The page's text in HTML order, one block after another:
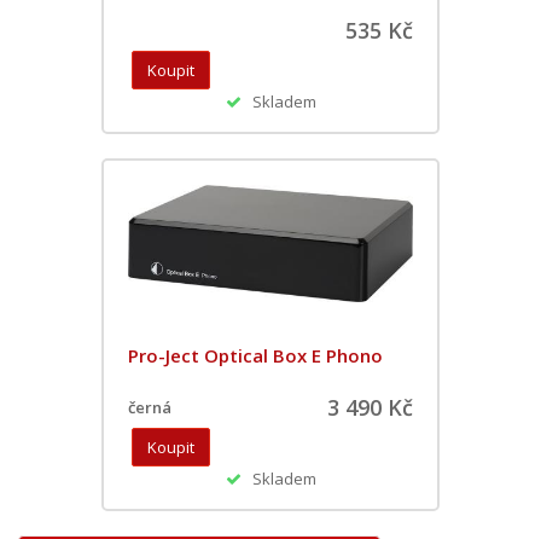
535 Kč
Skladem
Pro-Ject Optical Box E Phono
černá 3 490 Kč
Skladem